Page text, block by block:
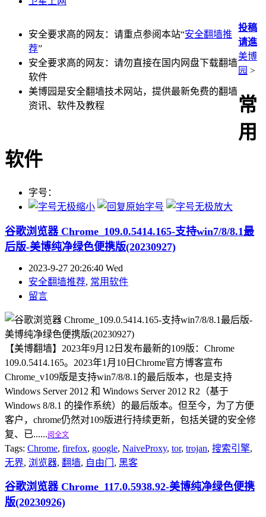
安全要求高的网友：请重点参阅本站“安全翻墙推
荐”
安全要求高的网友：请勿直接在国内网盘下载翻墙
软件
美博园是安全翻墙技术网站，提供最新免费的翻墙
资讯、软件及教程
投稿
请進
美博
园 >
常
用
软件
字号：
谷歌浏览器 Chrome_109.0.5414.165-支持win7/8/8.1最
后版-美博纯净绿色便携版(20230927)
2023-9-27 20:26:40 Wed
安全翻墙推荐, 常用软件
留言
【美博翻墙】2023年9月12日发布最新的109版：Chrome
109.0.5414.165。2023年1月10日Chrome官方博客宣布
Chrome_v109版是支持win7/8/8.1的最后版本，也是支持
Windows Server 2012 和 Windows Server 2012 R2（基于
Windows 8/8.1 的操作系统）的最后版本。但至今，为了方便
客户，chrome仍然对109版进行持续更新，包括关键的安全修
复、已......阅全文
Tags: Chrome, firefox, google, NaiveProxy, tor, trojan, 搜索引擎,
无界, 浏览器, 翻墙, 自由门 , 黑客
谷歌浏览器 Chrome_117.0.5938.92-美博纯净绿色便携
版(20230926)